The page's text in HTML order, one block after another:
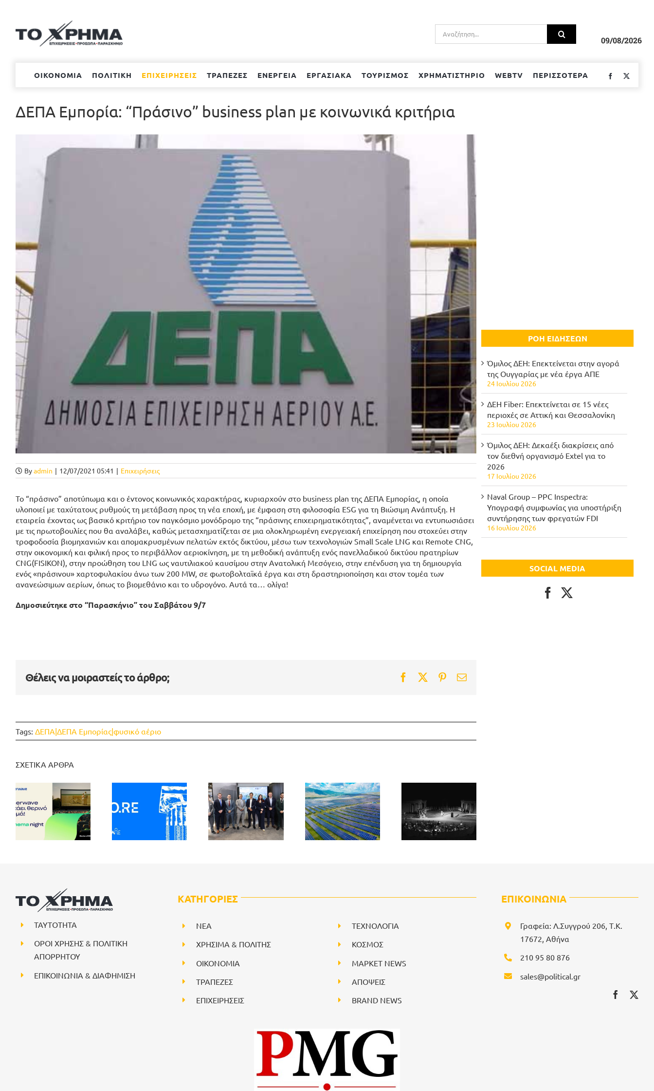
περιεχόμενο
Αναζήτηση
για:
09/08/2026
ΟΙΚΟΝΟΜΙΑ ΠΟΛΙΤΙΚΗ ΕΠΙΧΕΙΡΗΣΕΙΣ ΤΡΑΠΕΖΕΣ ΕΝΕΡΓΕΙΑ ΕΡΓΑΣΙΑΚΑ ΤΟΥΡΙΣΜΟΣ ΧΡΗΜΑΤΙΣΤΗΡΙΟ WEBTV ΠΕΡΙΣΣΟΤΕΡΑ Facebook
ΔΕΠΑ Εμπορία: “Πράσινο” business plan με κοινωνικά κριτήρια
μεγαλύτερης
Byadmin | 12/07/2021 05:41 | Επιχειρήσεις
Το “πράσινο” αποτύπωμα και ο έντονος κοινωνικός χαρακτήρας, κυριαρχούν στο business plan της ΔΕΠΑ Εμπορίας, η οποία
υλοποιεί με ταχύτατους ρυθμούς τη μετάβαση προς τη νέα εποχή, με έμφαση στη φιλοσοφία ESG για τη Βιώσιμη Ανάπτυξη. Η
εταιρεία έχοντας ως βασικό κριτήριο τον παγκόσμιο μονόδρομο της “πράσινης επιχειρηματικότητας”, αναμένεται να εντυπωσιάσει
με τις πρωτοβουλίες που θα αναλάβει, καθώς μετασχηματίζεται σε μια ολοκληρωμένη ενεργειακή επιχείρηση που στοχεύει στην
τροφοδοσία βιομηχανιών και απομακρυσμένων πελατών εκτός δικτύου, μέσω των τεχνολογιών Small Scale LNG και Remote CNG,
στην οικονομική και φιλική προς το περιβάλλον αεριοκίνηση, με τη μεθοδική ανάπτυξη ενός πανελλαδικού δικτύου πρατηρίων
CNG(FISIKON), στην προώθηση του LNG ως ναυτιλιακού καυσίμου στην Ανατολική Μεσόγειο, στην επένδυση για τη δημιουργία
ενός «πράσινου» χαρτοφυλακίου άνω των 200 MW, σε φωτοβολταϊκά έργα και στη δραστηριοποίηση και στον τομέα των
ανανεώσιμων αερίων, όπως το βιομεθάνιο και το υδρογόνο. Αυτά τα… ολίγα!
Δημοσιεύτηκε στο “Παρασκήνιο” του Σαββάτου 9/7
Θέλεις να μοιραστείς το άρθρο; Facebook
TwitterPinterest
Email
Tags: ΔΕΠΑ|ΔΕΠΑ Εμπορίας|φυσικό αέριο
ΣΧΕΤΙΚΑ ΑΡΘΡΑ
ΡΟΗ ΕΙΔΗΣΕΩΝ
Όμιλος ΔΕΗ: Επεκτείνεται στην αγορά
της Ουγγαρίας με νέα έργα ΑΠΕ
24 Ιουλίου 2026
ΔΕΗ Fiber: Επεκτείνεται σε 15 νέες
περιοχές σε Αττική και Θεσσαλονίκη
23 Ιουλίου 2026
Όμιλος ΔΕΗ: Δεκαέξι διακρίσεις από
τον διεθνή οργανισμό Extel για το
2026
17 Ιουλίου 2026
Naval Group – PPC Inspectra:
Υπογραφή συμφωνίας για υποστήριξη
συντήρησης των φρεγατών FDI
16 Ιουλίου 2026
SOCIAL MEDIA
ΤΑΥΤΟΤΗΤΑ
ΟΡΟΙ ΧΡΗΣΗΣ & ΠΟΛΙΤΙΚΗ
ΑΠΟΡΡΗΤΟΥ
ΕΠΙΚΟΙΝΩΝΙΑ & ΔΙΑΦΗΜΙΣΗ
ΚΑΤΗΓΟΡΙΕΣ
NEA
ΧΡΗΣΙΜΑ & ΠΟΛΙΤΗΣ
ΟΙΚΟΝΟΜΙΑ
ΤΡΑΠΕΖΕΣ
ΕΠΙΧΕΙΡΗΣΕΙΣ
ΤΕΧΝΟΛΟΓΙΑ
ΚΟΣΜΟΣ
ΜΑΡΚΕΤ NEWS
ΑΠΟΨΕΙΣ
BRAND NEWS
ΕΠΙΚΟΙΝΩΝΙΑ
Γραφεία: Λ.Συγγρού 206, Τ.Κ.
17672, Αθήνα
210 95 80 876
sales@political.gr